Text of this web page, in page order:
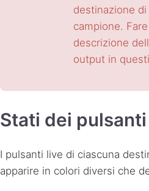
destinazione
campione.
descrizione
output in
Stati dei
I pulsanti live di ciascuna
apparire in colori diversi che